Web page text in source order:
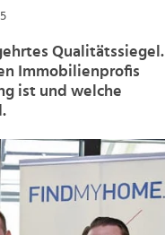
Qualitätssiegel.
Immobilienprofis
ist und welche